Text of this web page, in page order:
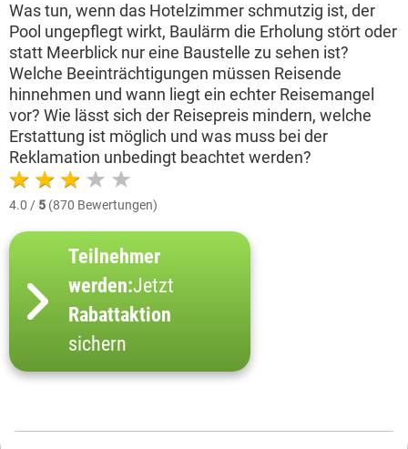
Was tun, wenn das Hotelzimmer schmutzig ist, der
Pool ungepflegt wirkt, Baulärm die Erholung stört oder
statt Meerblick nur eine Baustelle zu sehen ist?
Welche Beeinträchtigungen müssen Reisende
hinnehmen und wann liegt ein echter Reisemangel
vor? Wie lässt sich der Reisepreis mindern, welche
Erstattung ist möglich und was muss bei der
Reklamation unbedingt beachtet werden?
4.0 / 5 (870 Bewertungen)
Teilnehmer
werden:Jetzt
Rabattaktion
sichern